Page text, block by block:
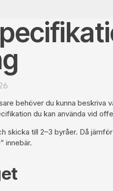
behöver du kunna
du kan använda vid
skicka till 2–3 byråer. Då
innebär.